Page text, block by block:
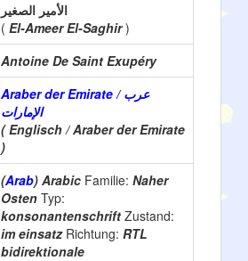
الأمير الصغير
( El-Ameer El-Saghir)
Antoine De Saint Exupéry
Araber der Emirate / عرب
الإمارات
( Englisch / Araber der Emirate
)
(Arab) Arabic Familie: Naher
Osten Typ:
konsonantenschrift Zustand:
im einsatz Richtung: RTL
bidirektionale